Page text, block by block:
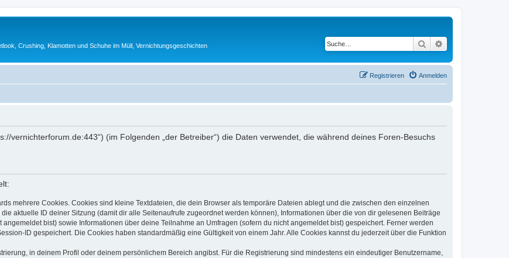
Crushing, Klamotten und Schuhe im Müll, Vernichtungsgeschichten Suche
Anmelden
Registrieren
vernichterforum.de:443“) (im Folgenden „der Betreiber“) die Daten verwendet, die während deines Foren-Besuchs
mehrere Cookies. Cookies sind kleine Textdateien, die dein Browser als temporäre Dateien ablegt und die zwischen den einzelnen
aktuelle ID deiner Sitzung (damit dir alle Seitenaufrufe zugeordnet werden können), Informationen über die von dir gelesenen Beiträge
bist) sowie Informationen über deine Teilnahme an Umfragen (sofern du nicht angemeldet bist) gespeichert. Ferner werden
ID gespeichert. Die Cookies haben standardmäßig eine Gültigkeit von einem Jahr. Alle Cookies kannst du jederzeit über die Funktion
in deinem Profil oder deinem persönlichem Bereich angibst. Für die Registrierung sind mindestens ein eindeutiger Benutzername,